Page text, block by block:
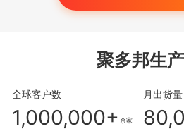
聚多邦生
全球客户数
1,000,000+ 余家
月出货量